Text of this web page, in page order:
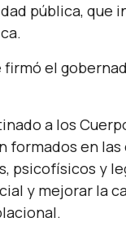
pública, que
el
a los
formados en
psicofísicos y
y mejorar la